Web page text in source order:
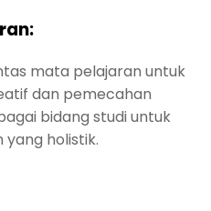
mata pelajaran untuk
dan pemecahan
bidang studi untuk
holistik.